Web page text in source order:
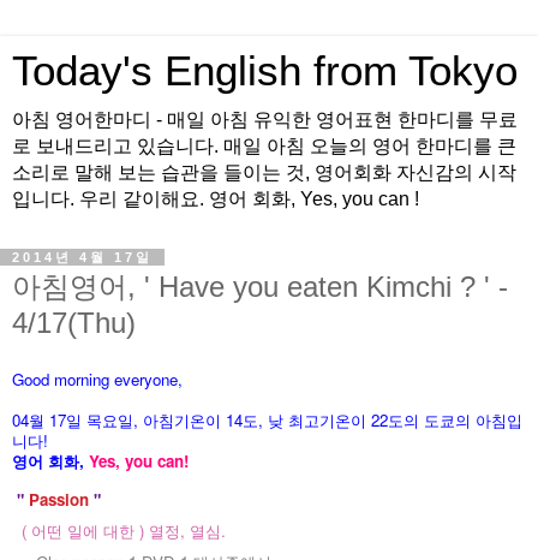
Today's English from Tokyo
아침 영어한마디 - 매일 아침 유익한 영어표현 한마디를 무료
로 보내드리고 있습니다. 매일 아침 오늘의 영어 한마디를 큰
소리로 말해 보는 습관을 들이는 것, 영어회화 자신감의 시작
입니다. 우리 같이해요. 영어 회화, Yes, you can !
2014년 4월 17일
아침영어, ' Have you eaten Kimchi ? ' -
4/17(Thu)
Good morning everyone,
04월 17일 목요일, 아침기온이 14도, 낮 최고기온이 22도의 도쿄의 아침입
니다!
영어 회화, Yes, you can!
" Passion "
( 어떤 일에 대한 ) 열정, 열심.